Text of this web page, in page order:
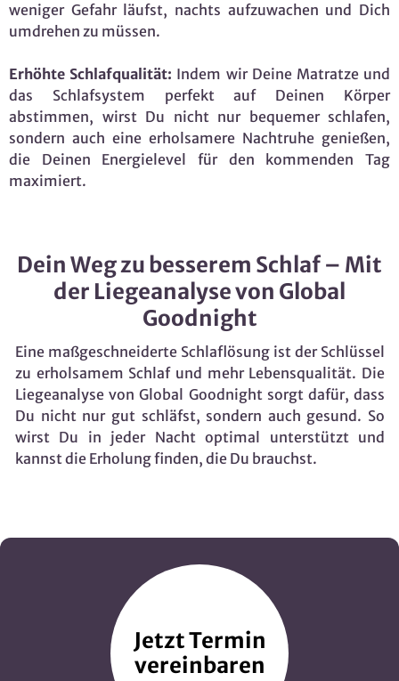
weniger Gefahr läufst, nachts aufzuwachen und Dich
umdrehen zu müssen.
Erhöhte Schlafqualität: Indem wir Deine Matratze und
das Schlafsystem perfekt auf Deinen Körper
abstimmen, wirst Du nicht nur bequemer schlafen,
sondern auch eine erholsamere Nachtruhe genießen,
die Deinen Energielevel für den kommenden Tag
maximiert.
Dein Weg zu besserem Schlaf – Mit
der Liegeanalyse von Global
Goodnight
Eine maßgeschneiderte Schlaflösung ist der Schlüssel
zu erholsamem Schlaf und mehr Lebensqualität. Die
Liegeanalyse von Global Goodnight sorgt dafür, dass
Du nicht nur gut schläfst, sondern auch gesund. So
wirst Du in jeder Nacht optimal unterstützt und
kannst die Erholung finden, die Du brauchst.
Jetzt Termin
vereinbaren